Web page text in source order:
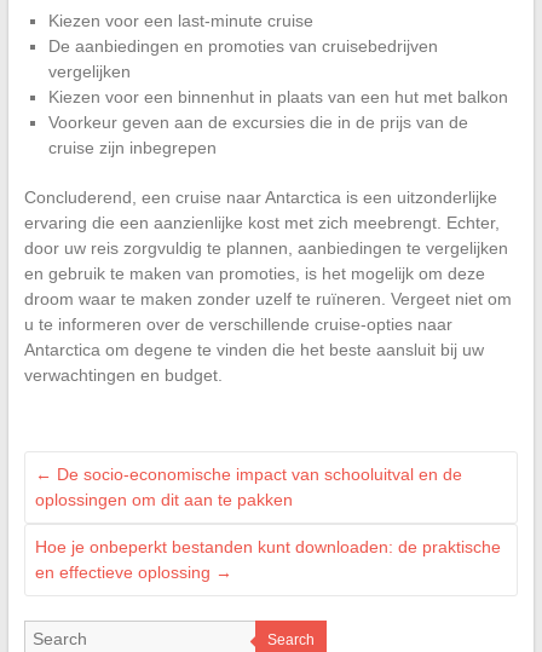
Kiezen voor een last-minute cruise
De aanbiedingen en promoties van cruisebedrijven
vergelijken
Kiezen voor een binnenhut in plaats van een hut met balkon
Voorkeur geven aan de excursies die in de prijs van de
cruise zijn inbegrepen
Concluderend, een cruise naar Antarctica is een uitzonderlijke
ervaring die een aanzienlijke kost met zich meebrengt. Echter,
door uw reis zorgvuldig te plannen, aanbiedingen te vergelijken
en gebruik te maken van promoties, is het mogelijk om deze
droom waar te maken zonder uzelf te ruïneren. Vergeet niet om
u te informeren over de verschillende cruise-opties naar
Antarctica om degene te vinden die het beste aansluit bij uw
verwachtingen en budget.
← De socio-economische impact van schooluitval en de
oplossingen om dit aan te pakken
Hoe je onbeperkt bestanden kunt downloaden: de praktische
en effectieve oplossing →
Search